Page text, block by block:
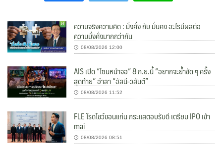
ความจริงความคิด : มั่งคั่ง กับ มั่นคง อะไรมีผลต่อ
ความมั่งคั่งมากกว่ากัน
08/08/2026 12:00
AIS เปิด “โซนหน้าจอ” 8 ก.ย.นี้ “อยากจะย้ำชัด ๆ ครั้ง
สุดท้าย” อำลา “อัสนี-วสันต์”
08/08/2026 11:52
FLE โรดโชว์ขอนแก่น กระแสตอบรับดี เตรียม IPO เข้า
mai
08/08/2026 08:51